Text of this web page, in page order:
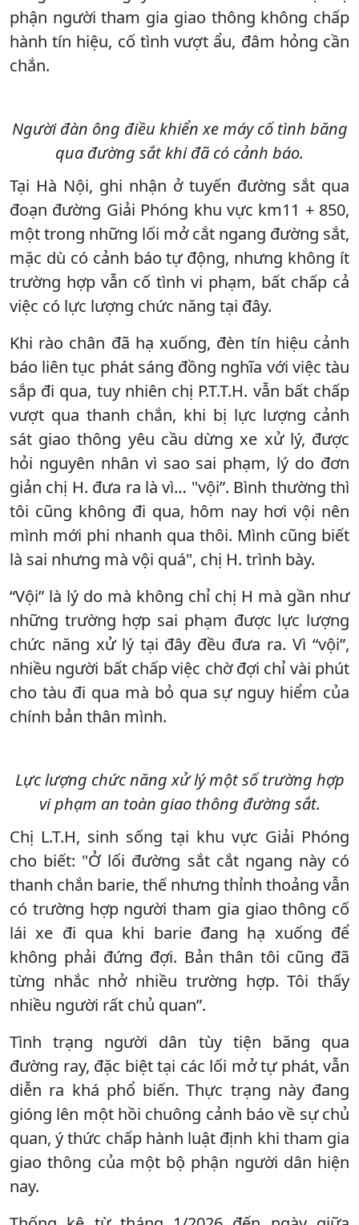
phận người tham gia giao thông không chấp
hành tín hiệu, cố tình vượt ẩu, đâm hỏng cần
chắn.
Người đàn ông điều khiển xe máy cố tình băng
qua đường sắt khi đã có cảnh báo.
Tại Hà Nội, ghi nhận ở tuyến đường sắt qua
đoạn đường Giải Phóng khu vực km11 + 850,
một trong những lối mở cắt ngang đường sắt,
mặc dù có cảnh báo tự động, nhưng không ít
trường hợp vẫn cố tình vi phạm, bất chấp cả
việc có lực lượng chức năng tại đây.
Khi rào chân đã hạ xuống, đèn tín hiệu cảnh
báo liên tục phát sáng đồng nghĩa với việc tàu
sắp đi qua, tuy nhiên chị P.T.T.H. vẫn bất chấp
vượt qua thanh chắn, khi bị lực lượng cảnh
sát giao thông yêu cầu dừng xe xử lý, được
hỏi nguyên nhân vì sao sai phạm, lý do đơn
giản chị H. đưa ra là vì… "vội”. Bình thường thì
tôi cũng không đi qua, hôm nay hơi vội nên
mình mới phi nhanh qua thôi. Mình cũng biết
là sai nhưng mà vội quá", chị H. trình bày.
“Vội” là lý do mà không chỉ chị H mà gần như
những trường hợp sai phạm được lực lượng
chức năng xử lý tại đây đều đưa ra. Vì “vội”,
nhiều người bất chấp việc chờ đợi chỉ vài phút
cho tàu đi qua mà bỏ qua sự nguy hiểm của
chính bản thân mình.
Lực lượng chức năng xử lý một số trường hợp
vi phạm an toàn giao thông đường sắt.
Chị L.T.H, sinh sống tại khu vực Giải Phóng
cho biết: "Ở lối đường sắt cắt ngang này có
thanh chắn barie, thế nhưng thỉnh thoảng vẫn
có trường hợp người tham gia giao thông cố
lái xe đi qua khi barie đang hạ xuống để
không phải đứng đợi. Bản thân tôi cũng đã
từng nhắc nhở nhiều trường hợp. Tôi thấy
nhiều người rất chủ quan”.
Tình trạng người dân tùy tiện băng qua
đường ray, đặc biệt tại các lối mở tự phát, vẫn
diễn ra khá phổ biến. Thực trạng này đang
gióng lên một hồi chuông cảnh báo về sự chủ
quan, ý thức chấp hành luật định khi tham gia
giao thông của một bộ phận người dân hiện
nay.